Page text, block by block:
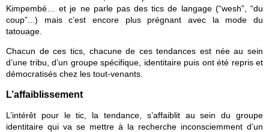
Kimpembé… et je ne parle pas des tics de langage (“wesh”, “du
coup”...) mais c’est encore plus prégnant avec la mode du
tatouage.
Chacun de ces tics, chacune de ces tendances est née au sein
d’une tribu, d’un groupe spécifique, identitaire puis ont été repris et
démocratisés chez les tout-venants.
L’affaiblissement
L’intérêt pour le tic, la tendance, s’affaiblit au sein du groupe
identitaire qui va se mettre à la recherche inconsciemment d’un